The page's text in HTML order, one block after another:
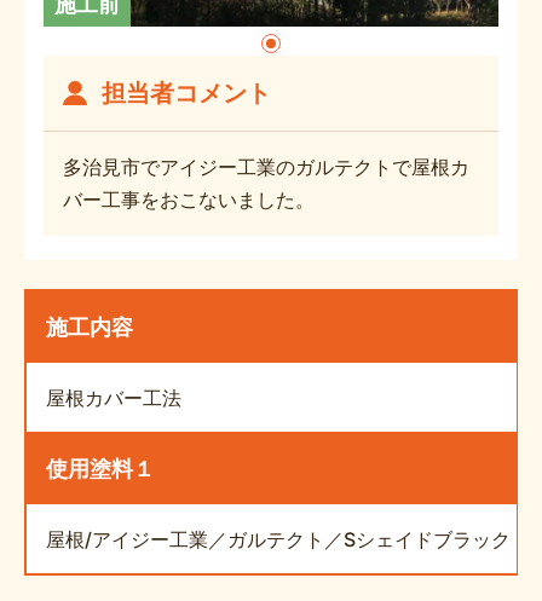
担当者コメント
多治見市でアイジー工業のガルテクトで屋根カ
バー工事をおこないました。
施工内容
屋根カバー工法
使用塗料１
屋根/アイジー工業／ガルテクト／Sシェイドブラック